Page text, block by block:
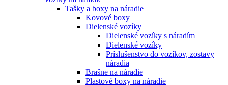
Tašky a boxy na náradie
Kovové boxy
Dielenské vozíky
Dielenské vozíky s náradím
Dielenské vozíky
Príslušenstvo do vozíkov, zostavy
náradia
Brašne na náradie
Plastové boxy na náradie